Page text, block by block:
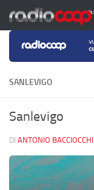
Salta al contenuto
SANLEVIGO
Sanlevigo
DI ANTONIO BACCIOCCHI